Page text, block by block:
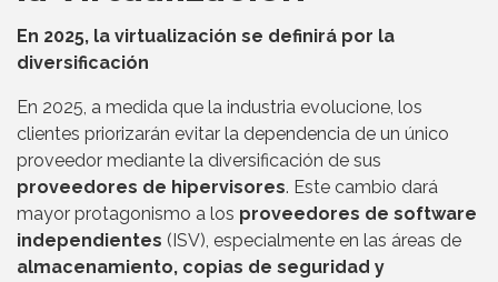
En 2025, la virtualización se definirá por la
diversificación
En 2025, a medida que la industria evolucione, los
clientes priorizarán evitar la dependencia de un único
proveedor mediante la diversificación de sus
proveedores de hipervisores. Este cambio dará
mayor protagonismo a los proveedores de software
independientes (ISV), especialmente en las áreas de
almacenamiento, copias de seguridad y